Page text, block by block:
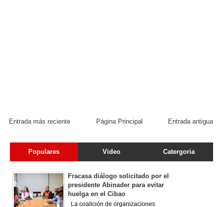
Entrada más reciente Entrada antigua
Página Principal
Populares Video Catergoria
Fracasa diálogo solicitado por el
presidente Abinader para evitar
huelga en el Cibao
La coalición de organizaciones